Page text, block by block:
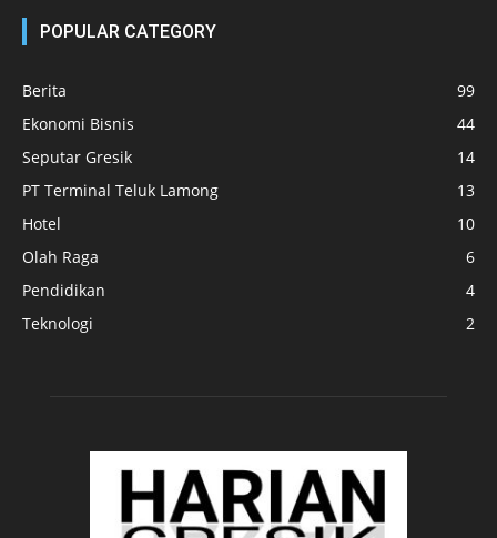
POPULAR CATEGORY
Berita
99
Ekonomi Bisnis
44
Seputar Gresik
14
PT Terminal Teluk Lamong
13
Hotel
10
Olah Raga
6
Pendidikan
4
Teknologi
2